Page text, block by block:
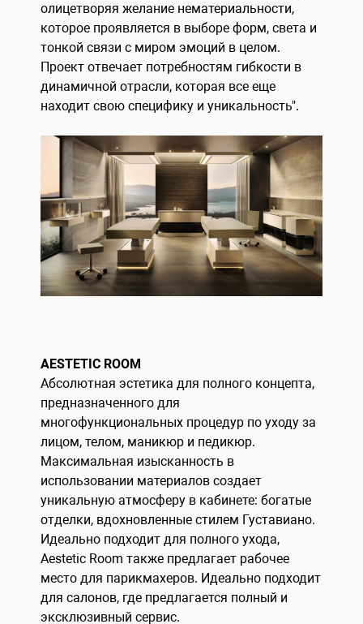
олицетворяя желание нематериальности,
которое проявляется в выборе форм, света и
тонкой связи с миром эмоций в целом.
Проект отвечает потребностям гибкости в
динамичной отрасли, которая все еще
находит свою специфику и уникальность".
AESTETIC ROOM
Абсолютная эстетика для полного концепта,
предназначенного для
многофункциональных процедур по уходу за
лицом, телом, маникюр и педикюр.
Максимальная изысканность в
использовании материалов создает
уникальную атмосферу в кабинете: богатые
отделки, вдохновленные стилем Густавиано.
Идеально подходит для полного ухода,
Aestetic Room также предлагает рабочее
место для парикмахеров. Идеально подходит
для салонов, где предлагается полный и
эксклюзивный сервис.